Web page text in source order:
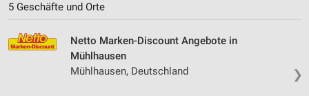
5 Geschäfte und Orte
❯
Netto Marken-Discount Angebote in
Mühlhausen
Mühlhausen, Deutschland
Funktional